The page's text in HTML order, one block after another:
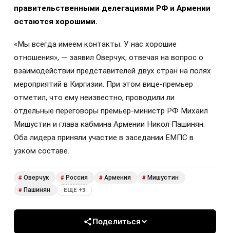
правительственными делегациями РФ и Армении
остаются хорошими.
«Мы всегда имеем контакты. У нас хорошие
отношения», — заявил Оверчук, отвечая на вопрос о
взаимодействии представителей двух стран на полях
мероприятий в Киргизии. При этом вице-премьер
отметил, что ему неизвестно, проводили ли
отдельные переговоры премьер-министр РФ Михаил
Мишустин и глава кабмина Армении Никол Пашинян.
Оба лидера приняли участие в заседании ЕМПС в
узком составе.
# Оверчук # Россия # Армения # Мишустин
# Пашинян ЕЩЕ +3
Поделиться